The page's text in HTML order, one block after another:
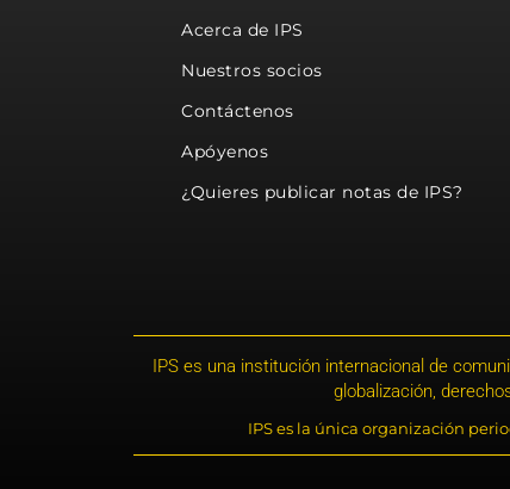
Acerca de IPS
Nuestros socios
Contáctenos
Apóyenos
¿Quieres publicar notas de IPS?
IPS es una institución internacional de
globalización,
IPS es la única organización